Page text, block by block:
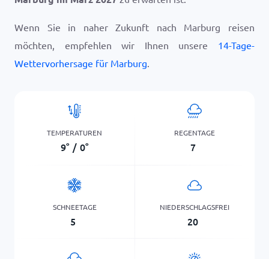
Wenn Sie in naher Zukunft nach Marburg reisen
möchten, empfehlen wir Ihnen unsere 14-Tage-
Wettervorhersage für Marburg.
TEMPERATUREN
9° / 0°
REGENTAGE
7
SCHNEETAGE
5
NIEDERSCHLAGSFREI
20